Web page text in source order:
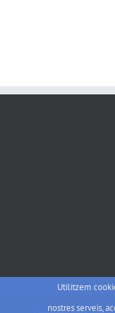
Utilitzem
nostres serveis,